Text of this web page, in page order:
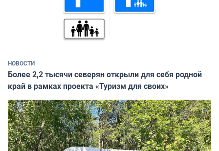
НОВОСТИ
Более 2,2 тысячи северян открыли для себя родной
край в рамках проекта «Туризм для своих»